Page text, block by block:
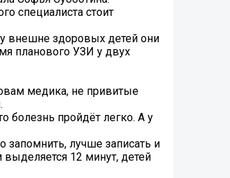
специалиста стоит
внешне здоровых детей они
планового УЗИ у двух
медика, не привитые
болезнь пройдёт легко. А у
запомнить, лучше записать и
12 минут, детей